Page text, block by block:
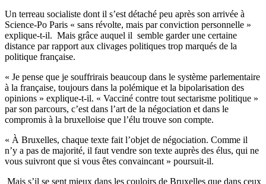
Un terreau socialiste dont il s’est détaché peu après son arrivée à
Science-Po Paris « sans révolte, mais par conviction personnelle »
explique-t-il. Mais grâce auquel il semble garder une certaine
distance par rapport aux clivages politiques trop marqués de la
politique française.
« Je pense que je souffrirais beaucoup dans le système parlementaire
à la française, toujours dans la polémique et la bipolarisation des
opinions » explique-t-il. « Vacciné contre tout sectarisme politique »
par son parcours, c’est dans l’art de la négociation et dans le
compromis à la bruxelloise que l’élu trouve son compte.
« À Bruxelles, chaque texte fait l’objet de négociation. Comme il
n’y a pas de majorité, il faut vendre son texte auprès des élus, qui ne
vous suivront que si vous êtes convaincant » poursuit-il.
Mais s’il se sent mieux dans les couloirs de Bruxelles que dans ceux